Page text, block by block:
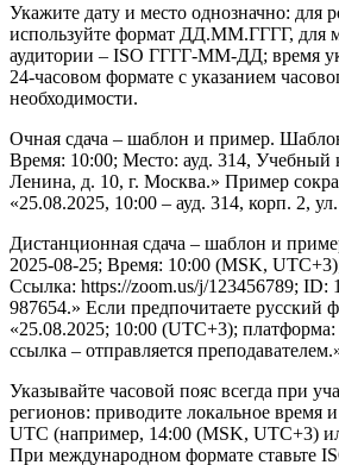
Укажите дату и место однозначно: для
используйте формат ДД.MM.ГГГГ, для
аудитории – ISO ГГГГ-MM-ДД; время
24‑часовом формате с указанием
необходимости.
Очная сдача – шаблон и пример.
Время: 10:00; Место: ауд. 314, Учебный
Ленина, д. 10, г. Москва.» Пример
«25.08.2025, 10:00 – ауд. 314, корп. 2,
Дистанционная сдача – шаблон и
2025-08-25; Время: 10:00 (MSK,
Ссылка: https://zoom.us/j/123456789; ID:
987654.» Если предпочитаете русский
«25.08.2025; 10:00 (UTC+3); платформа:
ссылка – отправляется
Указывайте часовой пояс всегда при
регионов: приводите локальное время
UTC (например, 14:00 (MSK, UTC+3)
При международном формате ставьте